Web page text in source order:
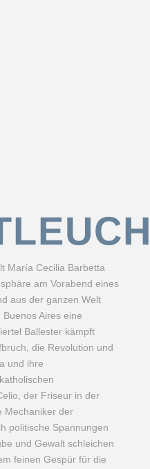
María Cecilia Barbetta
am Vorabend eines
aus der ganzen Welt
Aires eine
Ballester kämpft
die Revolution und
und ihre
der Friseur in der
Mechaniker der
politische Spannungen
und Gewalt schleichen
feinen Gespür für die